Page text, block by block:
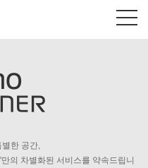
펜션/숙박
한 공간,
의 차별화된 서비스를 약속드립니